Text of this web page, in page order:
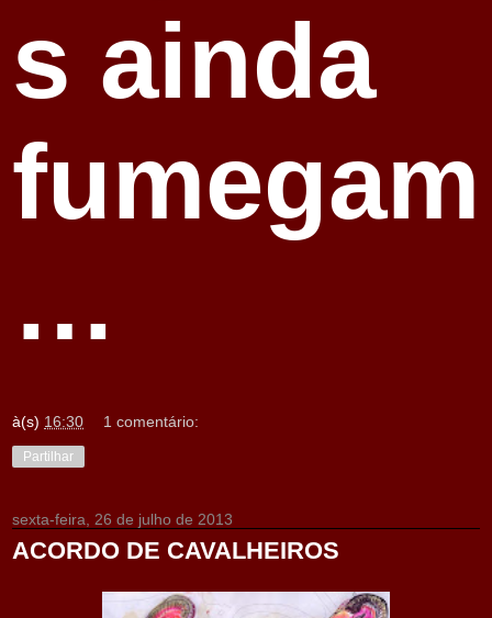
s ainda
fumegam
…
à(s) 16:30 1 comentário:
Partilhar
sexta-feira, 26 de julho de 2013
ACORDO DE CAVALHEIROS